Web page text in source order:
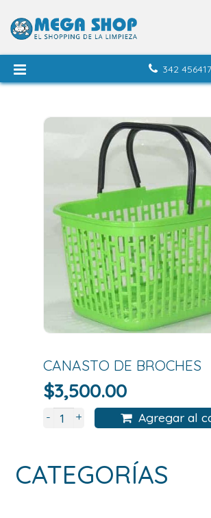
342
CANASTO DE BROCHES
$3,500.00
- + Agregar al
CATEGORÍAS